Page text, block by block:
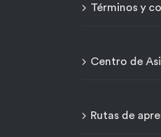
Términos y
Centro de
Rutas de